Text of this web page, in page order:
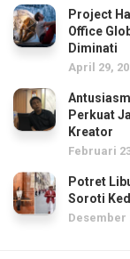
Project
Office
Diminati
April 29,
Perkuat
Kreator
Februari
Potret
Soroti
Desember